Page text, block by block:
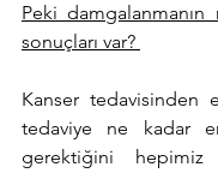
Peki
sonuçları var?
Kanser tedavisinden
tedaviye ne kadar
gerektiğini hepimiz